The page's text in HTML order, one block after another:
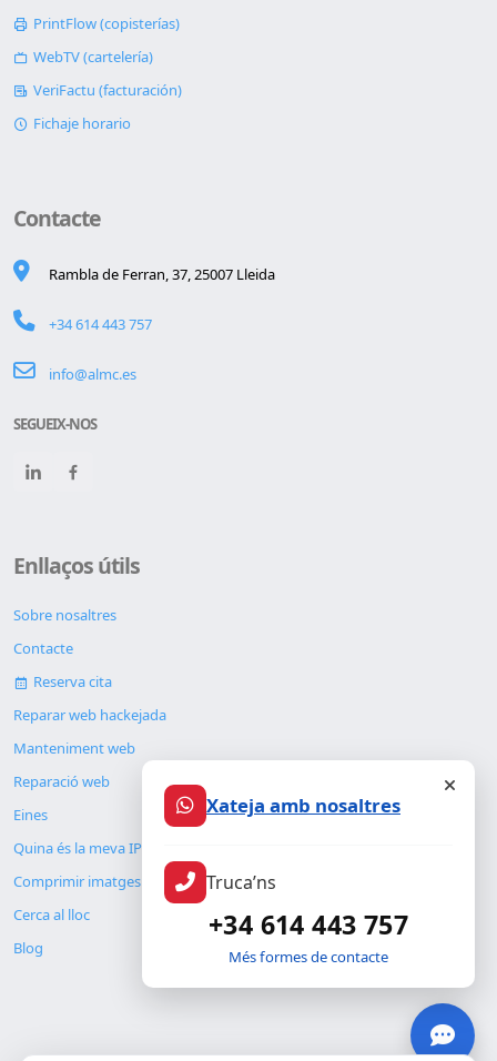
PrintFlow (copisterías)
WebTV (cartelería)
VeriFactu (facturación)
Fichaje horario
Contacte
Rambla de Ferran, 37, 25007 Lleida
+34 614 443 757
info@almc.es
SEGUEIX-NOS
Enllaços útils
Sobre nosaltres
Contacte
Reserva cita
Reparar web hackejada
Manteniment web
Reparació web
Eines
Quina és la meva IP
Comprimir imatges
Cerca al lloc
Blog
Xateja amb nosaltres
Truca’ns
+34 614 443 757
Més formes de contacte